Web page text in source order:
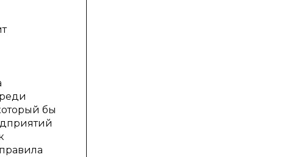
бы